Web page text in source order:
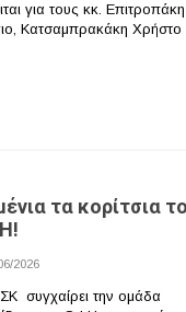
για τους κκ. Επιτροπάκη
Κατσαμπρακάκη Χρήστο
τα κορίτσια
2026
συγχαίρει την ομάδα